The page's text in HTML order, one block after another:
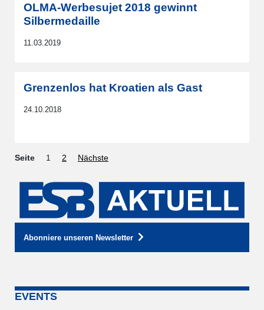
OLMA-Werbesujet 2018 gewinnt
Silbermedaille
11.03.2019
Grenzenlos hat Kroatien als Gast
24.10.2018
Seite 1 2 Nächste
Abonniere unseren Newsletter
EVENTS